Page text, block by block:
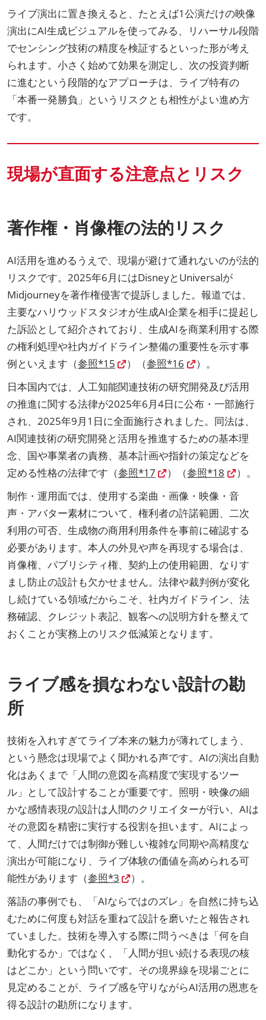
ライブ演出に置き換えると、たとえば1公演だけの映像
演出にAI生成ビジュアルを使ってみる、リハーサル段階
でセンシング技術の精度を検証するといった形が考え
られます。小さく始めて効果を測定し、次の投資判断
に進むという段階的なアプローチは、ライブ特有の
「本番一発勝負」というリスクとも相性がよい進め方
です。
現場が直面する注意点とリスク
著作権・肖像権の法的リスク
AI活用を進めるうえで、現場が避けて通れないのが法的
リスクです。2025年6月にはDisneyとUniversalが
Midjourneyを著作権侵害で提訴しました。報道では、
主要なハリウッドスタジオが生成AI企業を相手に提起し
た訴訟として紹介されており、生成AIを商業利用する際
の権利処理や社内ガイドライン整備の重要性を示す事
例といえます（参照*15 ）（参照*16
）。
日本国内では、人工知能関連技術の研究開発及び活用
の推進に関する法律が2025年6月4日に公布・一部施行
され、2025年9月1日に全面施行されました。同法は、
AI関連技術の研究開発と活用を推進するための基本理
念、国や事業者の責務、基本計画や指針の策定などを
定める性格の法律です（参照*17 ）（参照*18
）。
制作・運用面では、使用する楽曲・画像・映像・音
声・アバター素材について、権利者の許諾範囲、二次
利用の可否、生成物の商用利用条件を事前に確認する
必要があります。本人の外見や声を再現する場合は、
肖像権、パブリシティ権、契約上の使用範囲、なりす
まし防止の設計も欠かせません。法律や裁判例が変化
し続けている領域だからこそ、社内ガイドライン、法
務確認、クレジット表記、観客への説明方針を整えて
おくことが実務上のリスク低減策となります。
ライブ感を損なわない設計の勘
所
技術を入れすぎてライブ本来の魅力が薄れてしまう、
という懸念は現場でよく聞かれる声です。AIの演出自動
化はあくまで「人間の意図を高精度で実現するツー
ル」として設計することが重要です。照明・映像の細
かな感情表現の設計は人間のクリエイターが行い、AIは
その意図を精密に実行する役割を担います。AIによっ
て、人間だけでは制御が難しい複雑な同期や高精度な
演出が可能になり、ライブ体験の価値を高められる可
能性があります（参照*3
）。
落語の事例でも、「AIならではのズレ」を自然に持ち込
むために何度も対話を重ねて設計を磨いたと報告され
ていました。技術を導入する際に問うべきは「何を自
動化するか」ではなく、「人間が担い続ける表現の核
はどこか」という問いです。その境界線を現場ごとに
見定めることが、ライブ感を守りながらAI活用の恩恵を
得る設計の勘所になります。